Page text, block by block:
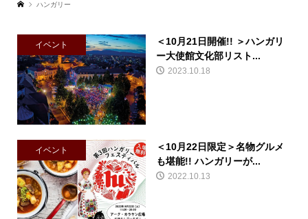
ハンガリー
イベント
＜10月21日開催!! ＞ハンガリ
ー大使館文化部リスト...
2023.10.18
イベント
＜10月22日限定＞名物グルメ
も堪能!! ハンガリーが...
2022.10.13